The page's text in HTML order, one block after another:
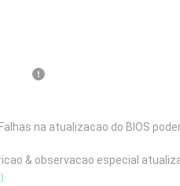
na atualizacao do BIOS
& observacao especial